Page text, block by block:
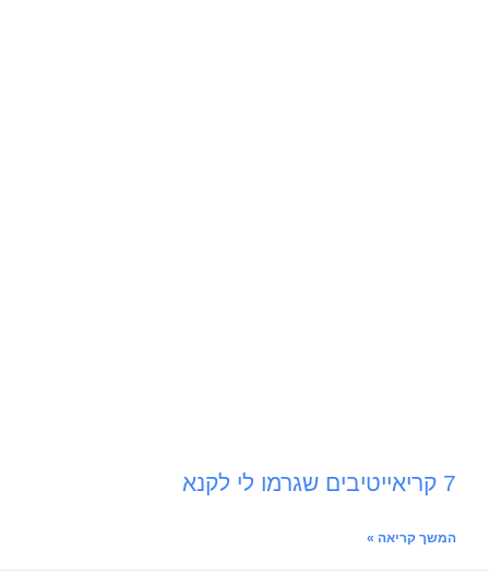
7 קריאייטיבים שגרמו לי לקנא
המשך קריאה »